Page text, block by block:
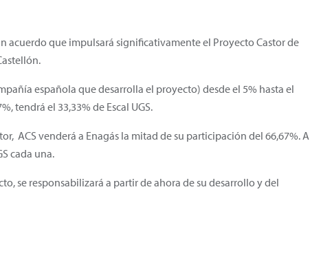
acuerdo que impulsará significativamente el Proyecto Castor de
española que desarrolla el proyecto) desde el 5% hasta el
tendrá el 33,33% de Escal UGS.
ACS venderá a Enagás la mitad de su participación del 66,67%. A
cada una.
se responsabilizará a partir de ahora de su desarrollo y del